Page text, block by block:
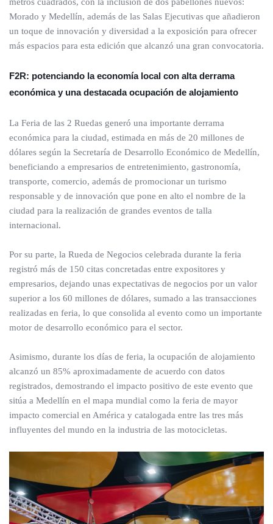
Morado y Medellín, además de las Salas Ejecutivas que añadieron
un toque de innovación y diversidad a la exposición para ofrecer
más espacios para esta edición que alcanzó una gran convocatoria.
F2R: potenciando la economía local con alta derrama
económica y una destacada ocupación de alojamiento
La Feria de las 2 Ruedas generó una importante derrama
económica para la ciudad, estimada en más de 20 millones de
dólares según la Secretaría de Desarrollo Económico de Medellín,
beneficiando a empresarios de entretenimiento, gastronomía,
transporte, comercio, además de promocionar un turismo
responsable y de innovación que pone en alto el nombre de la
ciudad para la realización de grandes eventos de talla
internacional.
Por su parte, la Rueda de Negocios celebrada durante la feria
registró más de 150 citas concretadas entre expositores y
empresarios, dejando unas expectativas de negocios por un valor
superior a los 60 millones de dólares, sumado a las transacciones
realizadas en feria, lo que consolida al evento como un importante
motor de desarrollo económico para el sector.
Asimismo, durante los días de feria, la ocupación de alojamiento
alcanzó un 85% aproximadamente de acuerdo con datos
registrados, demostrando el impacto positivo de este evento que
sitúa a Medellín en el mapa mundial como la feria de mayor
impacto comercial en América y catalogada entre las tres más
influyentes del mundo en la industria de las motocicletas.